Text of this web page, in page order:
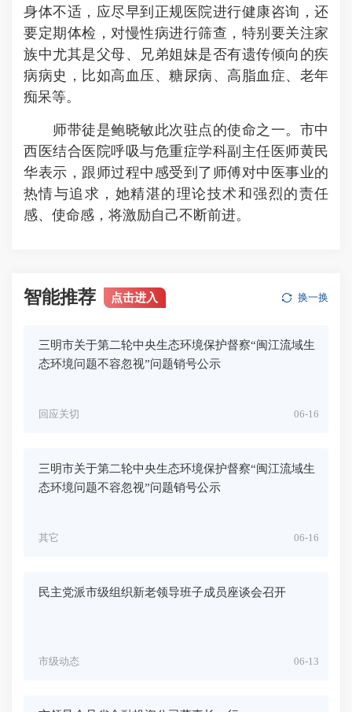
身体不适，应尽早到正规医院进行健康咨询，还
要定期体检，对慢性病进行筛查，特别要关注家
族中尤其是父母、兄弟姐妹是否有遗传倾向的疾
病病史，比如高血压、糖尿病、高脂血症、老年
痴呆等。
师带徒是鲍晓敏此次驻点的使命之一。市中
西医结合医院呼吸与危重症学科副主任医师黄民
华表示，跟师过程中感受到了师傅对中医事业的
热情与追求，她精湛的理论技术和强烈的责任
感、使命感，将激励自己不断前进。
智能推荐 点击进入 换一换
三明市关于第二轮中央生态环境保护督察“闽江流域生
态环境问题不容忽视”问题销号公示
06-16
回应关切
三明市关于第二轮中央生态环境保护督察“闽江流域生
态环境问题不容忽视”问题销号公示
06-16
其它
民主党派市级组织新老领导班子成员座谈会召开
06-13
市级动态